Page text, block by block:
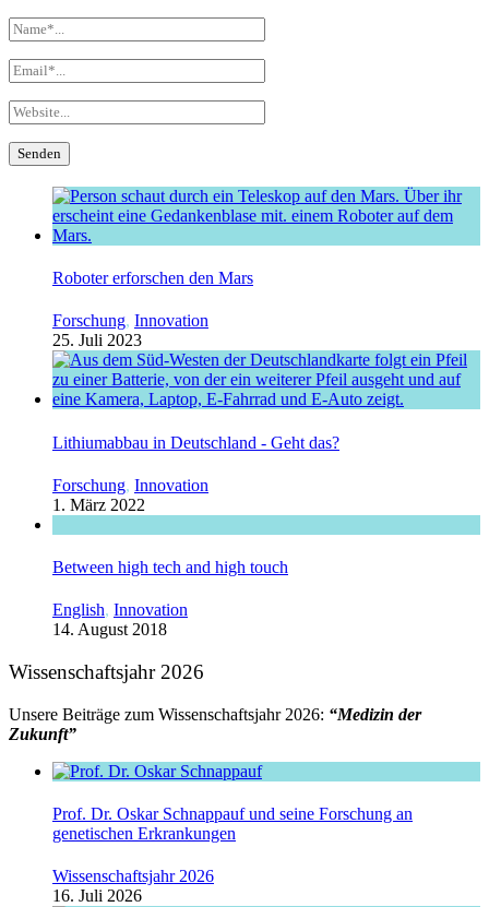
Roboter erforschen den Mars
Forschung, Innovation
25. Juli 2023
Lithiumabbau in Deutschland - Geht das?
Forschung, Innovation
1. März 2022
Between high tech and high touch
English, Innovation
14. August 2018
Wissenschaftsjahr 2026
Unsere Beiträge zum Wissenschaftsjahr 2026: “Medizin der
Zukunft”
Prof. Dr. Oskar Schnappauf und seine Forschung an
genetischen Erkrankungen
Wissenschaftsjahr 2026
16. Juli 2026